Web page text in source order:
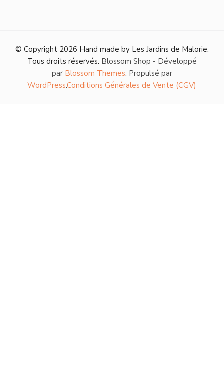
© Copyright 2026 Hand made by Les Jardins de Malorie.
Tous droits réservés. Blossom Shop - Développé
par Blossom Themes. Propulsé par
WordPress.Conditions Générales de Vente (CGV)